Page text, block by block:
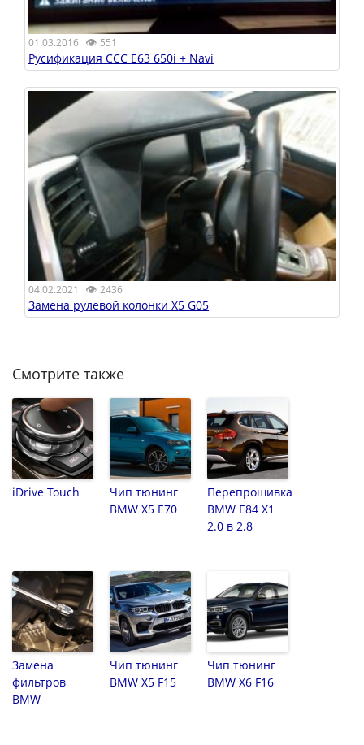
01.03.2016 👁 551
Русификация ССС Е63 650i + Navi
04.02.2021 👁 2436
Замена рулевой колонки X5 G05
Смотрите также
iDrive Touch
Чип тюнинг
BMW X5 E70
Перепрошивка
BMW E84 X1
2.0 в 2.8
Замена
фильтров
BMW
Чип тюнинг
BMW X5 F15
Чип тюнинг
BMW X6 F16